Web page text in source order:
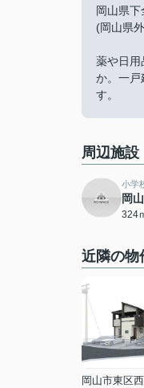
岡山県下
(岡山県
薬や日用
か。一戸
す。
周辺施設
小学
岡
324
近隣の物
岡山市東区